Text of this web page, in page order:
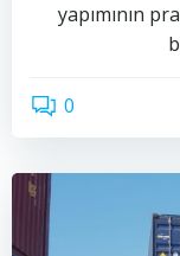
yapımının
0